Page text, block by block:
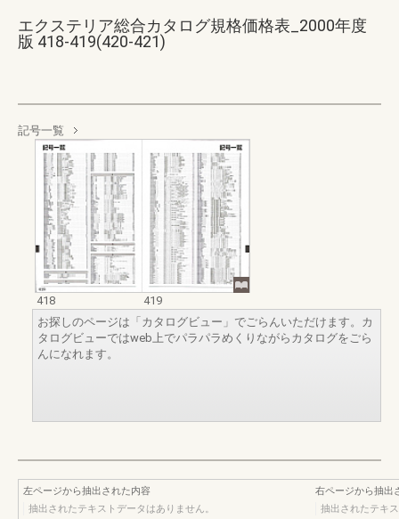
エクステリア総合カタログ規格価格表_2000年度
版 418-419(420-421)
記号一覧
418
419
お探しのページは「カタログビュー」でごらんいただけます。カ
タログビューではweb上でパラパラめくりながらカタログをごら
んになれます。
左ページから抽出された内容
抽出されたテキストデータはありません。
右ページから抽出
抽出されたテキ